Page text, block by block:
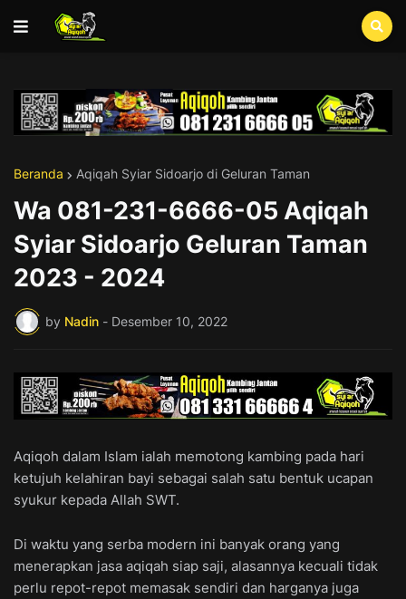
Beranda Aqiqah Syiar Sidoarjo di Geluran Taman
Wa 081-231-6666-05 Aqiqah
Syiar Sidoarjo Geluran Taman
2023 - 2024
by Nadin - Desember 10, 2022
Aqiqoh dalam Islam ialah memotong kambing pada hari
ketujuh kelahiran bayi sebagai salah satu bentuk ucapan
syukur kepada Allah SWT.
Di waktu yang serba modern ini banyak orang yang
menerapkan jasa aqiqah siap saji, alasannya kecuali tidak
perlu repot-repot memasak sendiri dan harganya juga